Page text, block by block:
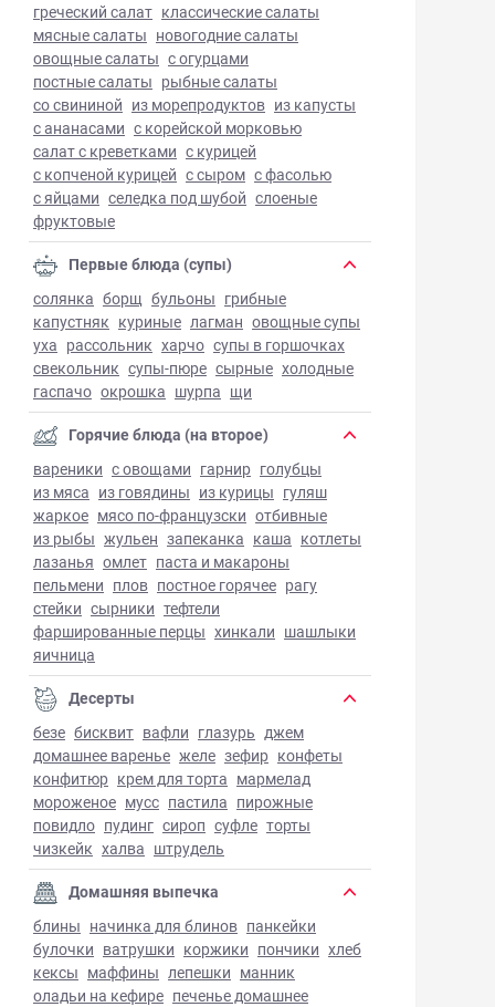
греческий салат классические салаты
мясные салаты новогодние салаты
овощные салаты с огурцами
постные салаты рыбные салаты
со свининой из морепродуктов из капусты
с ананасами с корейской морковью
салат с креветками с курицей
с копченой курицей с сыром с фасолью
с яйцами селедка под шубой слоеные
фруктовые
Первые блюда (супы)
солянка борщ бульоны грибные
капустняк куриные лагман овощные супы
уха рассольник харчо супы в горшочках
свекольник супы-пюре сырные холодные
гаспачо окрошка шурпа щи
Горячие блюда (на второе)
вареники с овощами гарнир голубцы
из мяса из говядины из курицы гуляш
жаркое мясо по-французски отбивные
из рыбы жульен запеканка каша котлеты
лазанья омлет паста и макароны
пельмени плов постное горячее рагу
стейки сырники тефтели
фаршированные перцы хинкали шашлыки
яичница
Десерты
безе бисквит вафли глазурь джем
домашнее варенье желе зефир конфеты
конфитюр крем для торта мармелад
мороженое мусс пастила пирожные
повидло пудинг сироп суфле торты
чизкейк халва штрудель
Домашняя выпечка
блины начинка для блинов панкейки
булочки ватрушки коржики пончики хлеб
кексы маффины лепешки манник
оладьи на кефире печенье домашнее